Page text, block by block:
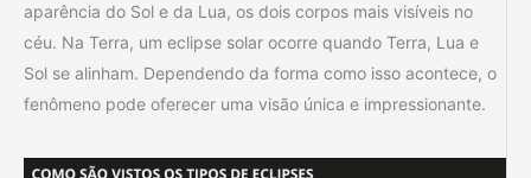
aparência do Sol e da Lua, os dois corpos mais visíveis no
céu. Na Terra, um eclipse solar ocorre quando Terra, Lua e
Sol se alinham. Dependendo da forma como isso acontece, o
fenômeno pode oferecer uma visão única e impressionante.